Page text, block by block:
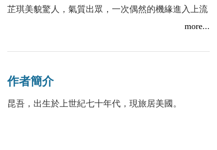
芷琪美貌驚人，氣質出眾，一次偶然的機緣進入上流
漂女孩珮瓊萍水相逢，內心糾結不已。
現在悄悄跟蹤她，似乎準備圖謀不軌，引起芷琪的警
覺。但是她萬萬沒有想到，還有一個詭譎的身影正在
more...
作者簡介
昆吾，出生於上世紀七十年代，現旅居美國。